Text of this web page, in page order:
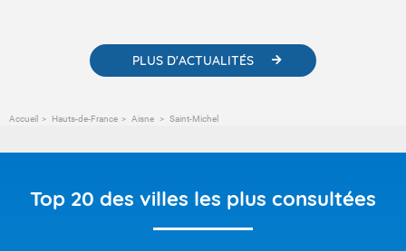
PLUS D'ACTUALITÉS
Accueil Hauts-de-France Aisne Saint-Michel
Top 20 des villes les plus consultées